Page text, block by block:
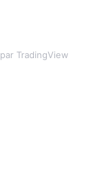
par TradingView